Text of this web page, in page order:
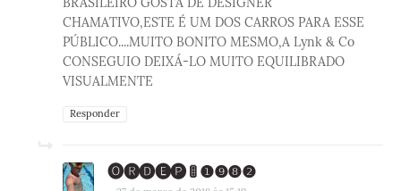
CHAMATIVO,ESTE É UM DOS CARROS PARA ESSE
PÚBLICO....MUITO BONITO MESMO,A Lynk & Co
CONSEGUIO DEIXÁ-LO MUITO EQUILIBRADO
VISUALMENTE
Responder
🅞🅡🅓🅔🅟 🚦 ❶❾❽❷